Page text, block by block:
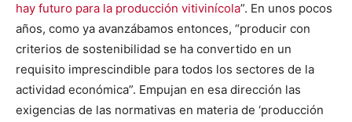
hay futuro para la producción vitivinícola”. En unos pocos
años, como ya avanzábamos entonces, “producir con
criterios de sostenibilidad se ha convertido en un
requisito imprescindible para todos los sectores de la
actividad económica”. Empujan en esa dirección las
exigencias de las normativas en materia de ‘producción